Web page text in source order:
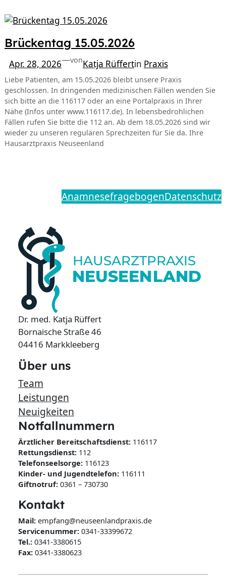
Brückentag 15.05.2026
Apr. 28, 2026—vonKatja Rüffertin Praxis
Liebe Patienten, am 15.05.2026 bleibt unsere Praxis
geschlossen. In dringenden medizinischen Fällen wenden Sie
sich bitte an die 116117 oder an eine Portalpraxis in Ihrer
Nähe (Infos unter www.116117.de). In lebensbedrohlichen
Fällen rufen Sie bitte die 112 an. Ab dem 18.05.2026 sind wir
wieder zu unseren regulären Sprechzeiten für Sie da. Ihre
Hausarztpraxis Neuseenland
AnamnesefragebogenDatenschutz
HAUSARZTPRAXIS
NEUSEENLAND
Dr. med. Katja Rüffert
Bornaische Straße 46
04416 Markkleeberg
Über uns
Team
Leistungen
Neuigkeiten
Notfallnummern
Ärztlicher Bereitschaftsdienst:116117
Rettungsdienst:112
Telefonseelsorge:116123
Kinder- und Jugendtelefon:116111
Giftnotruf:0361 – 730730
Kontakt
Mail:
Servicenummer:0341-33399672
Tel.: 0341-3380615
Fax:0341-3380623